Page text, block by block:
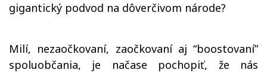
gigantický podvod na dôverčivom národe?
Milí, nezaočkovaní, zaočkovaní aj “boostovaní”
spoluobčania, je načase pochopiť, že nás